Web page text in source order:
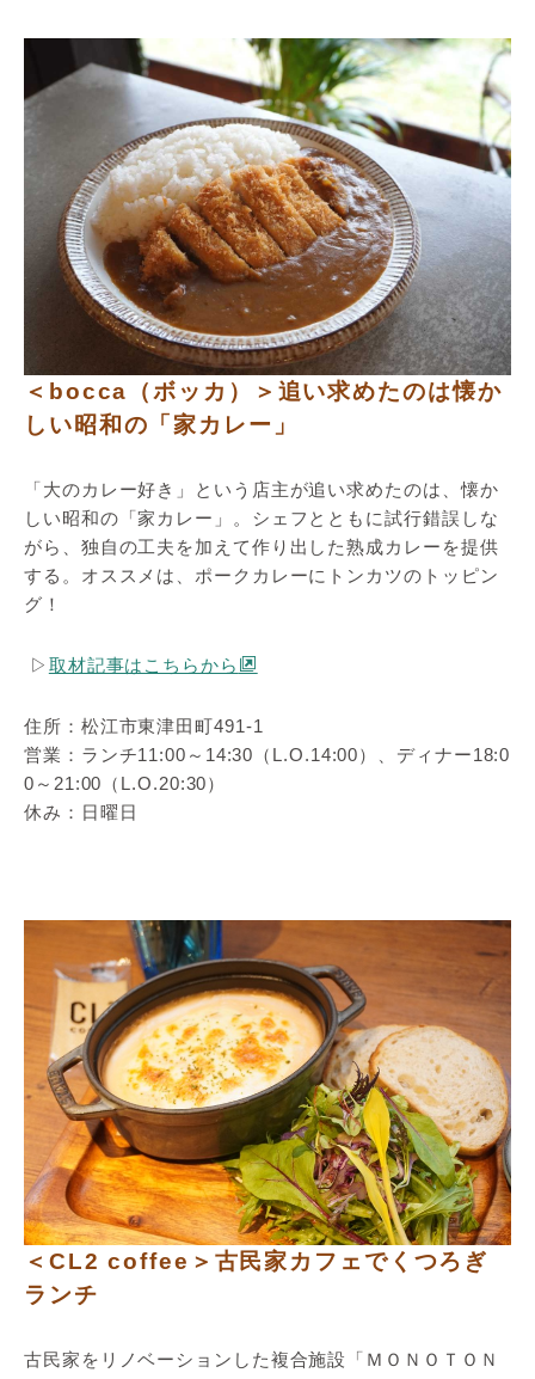
＜bocca（ボッカ）＞追い求めたのは懐か
しい昭和の「家カレー」
「大のカレー好き」という店主が追い求めたのは、懐か
しい昭和の「家カレー」。シェフとともに試行錯誤しな
がら、独自の工夫を加えて作り出した熟成カレーを提供
する。オススメは、ポークカレーにトンカツのトッピン
グ！
▷ 取材記事はこちらから
住所：松江市東津田町491‐1
営業：ランチ11:00～14:30（L.O.14:00）、ディナー18:0
0～21:00（L.O.20:30）
休み：日曜日
＜CL2 coffee＞古民家カフェでくつろぎ
ランチ
古民家をリノベーションした複合施設「ＭＯＮＯＴＯＮ